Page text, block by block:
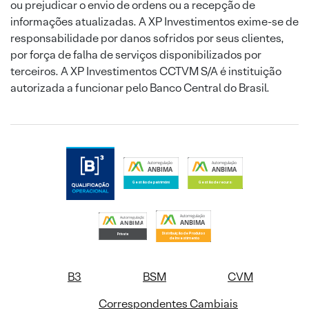
ou prejudicar o envio de ordens ou a recepção de
informações atualizadas. A XP Investimentos exime-se de
responsabilidade por danos sofridos por seus clientes,
por força de falha de serviços disponibilizados por
terceiros. A XP Investimentos CCTVM S/A é instituição
autorizada a funcionar pelo Banco Central do Brasil.
B3 BSM
CVM
Correspondentes Cambiais